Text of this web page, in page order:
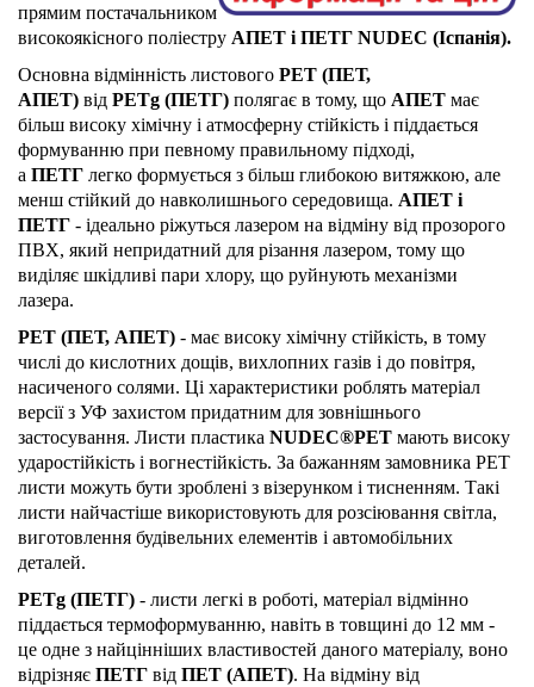
прямим постачальником
високоякісного поліестру АПЕТ і ПЕТГ NUDEC (Іспанія).
Основна відмінність листового PET (ПЕТ,
АПЕТ) від PETg (ПЕТГ) полягає в тому, що АПЕТ має
більш високу хімічну і атмосферну стійкість і піддається
формуванню при певному правильному підході,
а ПЕТГ легко формується з більш глибокою витяжкою, але
менш стійкий до навколишнього середовища. АПЕТ і
ПЕТГ - ідеально ріжуться лазером на відміну від прозорого
ПВХ, який непридатний для різання лазером, тому що
виділяє шкідливі пари хлору, що руйнують механізми
лазера.
PET (ПЕТ, АПЕТ) - має високу хімічну стійкість, в тому
числі до кислотних дощів, вихлопних газів і до повітря,
насиченого солями. Ці характеристики роблять матеріал
версії з УФ захистом придатним для зовнішнього
застосування. Листи пластика NUDEC®PET мають високу
ударостійкість і вогнестійкість. За бажанням замовника PET
листи можуть бути зроблені з візерунком і тисненням. Такі
листи найчастіше використовують для розсіювання світла,
виготовлення будівельних елементів і автомобільних
деталей.
PETg (ПЕТГ) - листи легкі в роботі, матеріал відмінно
піддається термоформуванню, навіть в товщині до 12 мм -
це одне з найцінніших властивостей даного матеріалу, воно
відрізняє ПЕТГ від ПЕТ (АПЕТ). На відміну від